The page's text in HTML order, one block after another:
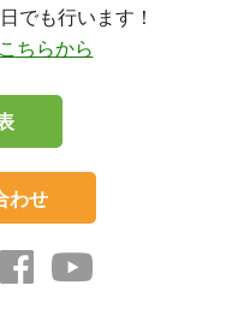
でも行います！
ちらから
わせ